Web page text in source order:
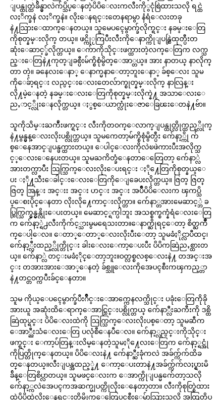
ျပန္ထုတ္ထဲခ်ိန္မွာလဲက်ပ္သိပ္ေနတဲ့ပိပိေလးကလီးကိုွငုံစြဲထားသလို ရင္ထဲ
လႈိက္ခနဲ လႈိက္ခနဲ။ လိုးေနရင္းတေနရာမွာ နံရံေလးတခု
နဲ႔သြားေထာက္ေနတယ္။ သူမေပၚေမွာက္ခ်လိုက္ရင္း နခမ္းေတြ
ကိုစုတ္နမ္းလိုက္ တယ္။ ဖင္ကိုႂကြပီးလီးကိုေနာက္ကိုျပန္ဆြဲထုတ္ပီးတ
ဆုံးေဆာင့္ခ်လိုက္တယ္။ ေက်ာကိုသိုင္းဖက္ထားတဲ့လက္ေတြက လက္သ
ည္းေတြနဲ႔ကုတ္ျခစ္ပီးမ်က္စိစုံမွိတ္ေအာ္တယ္။ အား နာတယ္ နာလိုက္
တာ တဲ့။ ခနေလးေနာ္ ေနာက္မနာေတာ့ဘူးေနာ္ ခ်စ္ေလး သူမ
ကိုေခ်ာ့ရင္း လည္ပင္းေလးတေလ်ာက္စုတ္နမ္းလိုက္ နာလြန္း
လို႔မဲ့ေနတဲ့ နခမ္းေလးေတြကိုစုတ္နမ္းလိုက္နဲ႔ အသာေလးေ
ညႇာင့္လိုးေနလိုက္တယ္။ ႏွစ္ေယာက္လုံးေဇာေခြၽးေတနဲ႔ဗ်ာ။
သူကိုသိမ္းႀကဳံးဖက္ရင္း လီးကိုတဝက္ေလာက္ျပန္ထုတ္လိုက္ထည့္လိုက္
နဲ႔မွန္မွန္ေလးလိုးပစ္လိုက္တယ္။ သူမကေတာ့မ်က္စိစုံမွိတ္ပီး က်ေနာ့္ကို က်
စ္ေနေအာင္ျပန္ဖက္ထားတယ္။ ေပါင္ေလးကိုလဲၿဖဲကားပီးအလိုက္သ
င့္ေလးေနေပးတယ္။ သူမႀကိတ္ခံေနတာေတြေတာ့ က်ေနာ္လဲ
အားတက္လာပီး သြက္သြက္ေလးလိုးေပးရင္း ႏို႔ေတြကိုစုတ္နယ္ေ
ပး ႏို႔သီးေခါင္းေလးေတြကိုေျခေပးလိုက္တယ္။ ဇြတ္ ဇြတ္
ဇြတ္ အြန္း အင္းး အင္း ဟင္း အင္း အပ်ိဳပိပိေလးက ၾကပ္သိ
ပ္ေစးပိုင္ေနတာ လိုးလို႔ေကာင္းလိုက္တာ။ က်ေနာ္တအားမေဆာင့္ဘဲ ခ
ပ္သြက္သြက္မွန္မွန္လိုးေပးတယ္။ မေဆာင့္ရက္ပါဘူး အသစ္စက္စက္နံရံေလးေတြ
က က်ေနာ့္ရဲ႕လီးကိုက်င့္သားမွမရေသးတာ။ေနာက္ဆိုရင္ေတာ့ စိတ္ႀကိဳ
က္ေပါ့ေလ။ ေတာ္ေတာ္ေလးလိုးပီးေတာ့ သူမခံႏိုင္လာပီထင္၊
က်ေနာ့္လီးထည့္လိုက္တိုင္း ခါးေလးေကာ့ေပးပီး ပိပိကဆြဲညႇစ္ထားတ
ယ္။ က်ေနာ္လဲ တင္းမခံႏိုင္ေတာ့ဘူး။ဝတ္လစ္စလစ္ေလးနဲ႔ တအင္းအ
င္း တအားအားေအာ္ေနတဲ့ ခ်စ္သူေလးကိုအေပၚစီးကၾကည့္တာ
နဲ႔တင္တဝက္ကပီးခ်င္ေနတာ။
သူမ ကိုယ္ေပၚေမွာက္ခ်ပီးဂ်ိဳင္းေအာက္ကေနလက္သိုင္း ပခုံးေတြကိုခို
အားယူ အဆုံးထိေရာက္ေအာင္သြင္းပစ္လိုက္တယ္ က်ေနာ္လီးႀကီးကို ဒစ္ထိ
ဆြဲထုပ္ရင္း ပိပိေလးထဲကို သြက္သြက္ေလးလိုးပစ္ေတာ့ သူမဆီက
ေအာ္ညီးသံေလးေတြ ပလုံစီေနပီေလ။ က်ေနာ့္လည္ပင္းကိုသိုင္း
ဖက္ရင္း ေကာ့ပ်ံတြန္းလိမ္ေနတဲ့သူမႏို႔ေလးေတြက က်ေနာ့္ရင္အုံ
ကိုပြတ္တိုက္ေနတယ္။ ပိပိေလးနဲ႔ က်ေနာ္ဆီးခုံကလဲ အခ်က္က်က်ထိခ
တ္ေနတယ္။လီးျပန္အထည့္နဲ႔ ေကာ့ေပးတာနဲ႔အခ်က္က်က်လႈပ္ရွားမိ
ခ်ိန္ေတြစိပ္လာတယ္။ သူမဖင္ေလးက ေအာက္ကိုျပန္မက်ေတာ့သလို
က်ေနာ့္ကလဲအေပၚကအဆက္မျပတ္ကိုလိုးေနေတာ့တာ။ လီးကိုစုတ္စြဲထား
ထဲ့ပိပိထဲလိုးေနရင္းတိမ္တိုက္ေတြေပၚစီးေမ်ာသြားသလို အထြတ္ထိပ္